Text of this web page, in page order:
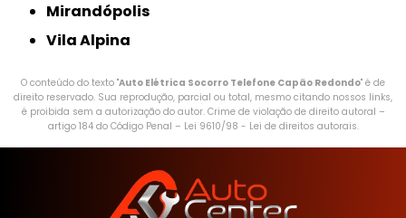
Mirandópolis
Vila Alpina
O conteúdo do texto "Auto Elétrica Socorro Telefone Capão Redondo" é de
direito reservado. Sua reprodução, parcial ou total, mesmo citando nossos links,
é proibida sem a autorização do autor. Crime de violação de direito autoral –
artigo 184 do Código Penal – Lei 9610/98 - Lei de direitos autorais.